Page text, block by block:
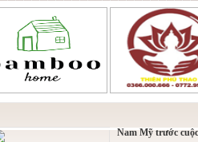
Nam Mỹ trước